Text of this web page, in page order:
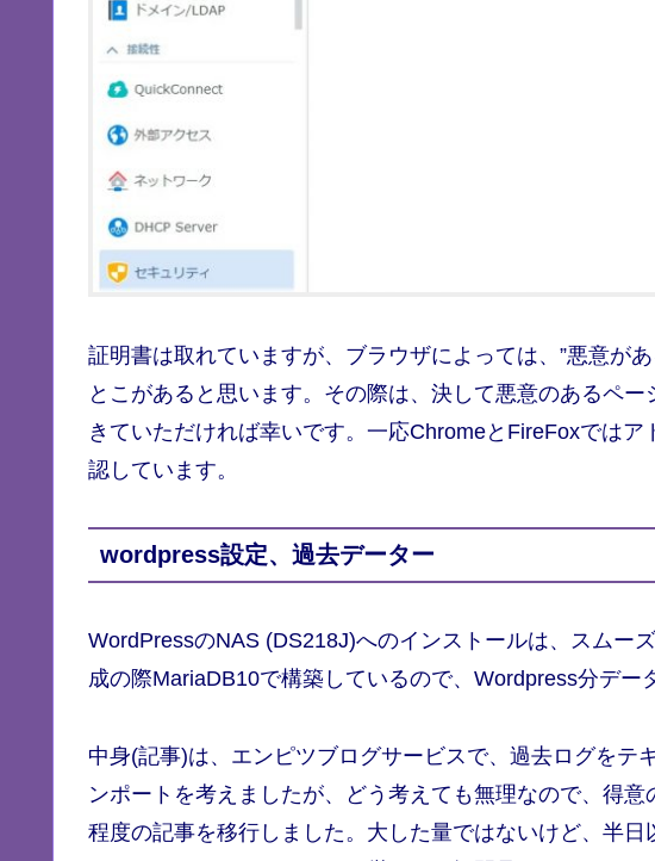
証明書は取れていますが、ブラウザによっては、”悪意が
とこがあると思います。その際は、決して悪意のあるペ
きていただければ幸いです。一応ChromeとFireFoxでは
認しています。
wordpress設定、過去データー
WordPressのNAS (DS218J)へのインストールは、スムー
成の際MariaDB10で構築しているので、Wordpress分デー
中身(記事)は、エンピツブログサービスで、過去ログをテ
ンポートを考えましたが、どう考えても無理なので、得
程度の記事を移行しました。大した量ではないけど、半